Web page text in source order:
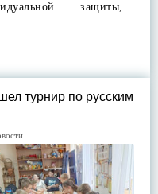
защиты,…
турнир по русским